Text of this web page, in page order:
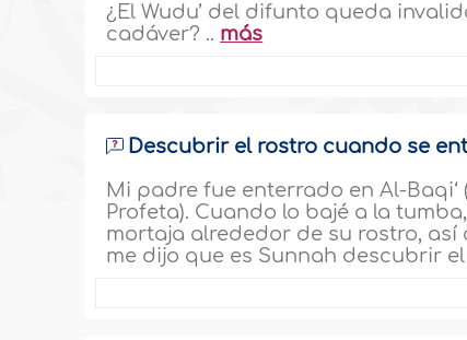
¿El Wudu’ del difunto queda
cadáver? .. más
Descubrir el rostro cuando se
Mi padre fue enterrado en Al-
Profeta). Cuando lo bajé a la
mortaja alrededor de su rostro,
me dijo que es Sunnah descubrir el